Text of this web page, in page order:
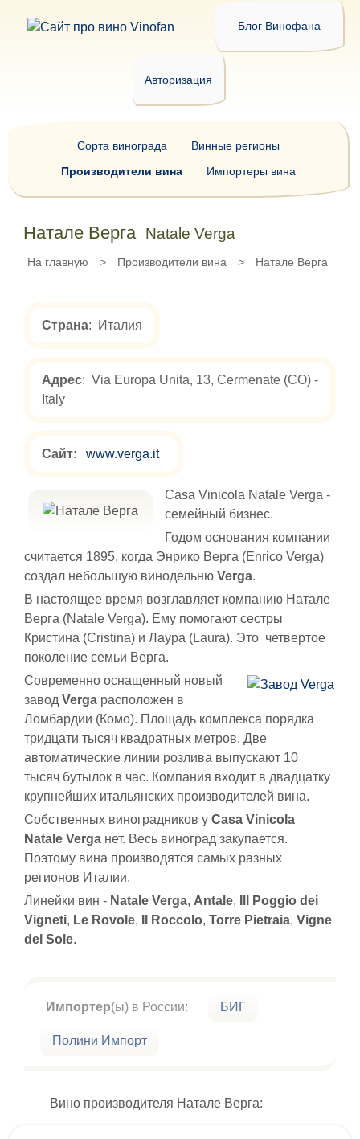
Блог Винофана
Авторизация
Натале Верга Natale Verga
На главную > Производители вина > Натале Верга
Страна: Италия
Адрес: Via Europa Unita, 13, Cermenate (CO) -
Italy
Сайт: www.verga.it
Casa Vinicola Natale Verga -
семейный бизнес.
Годом основания компании
считается 1895, когда Энрико Верга (Enrico Verga)
создал небольшую винодельню Verga.
В настоящее время возглавляет компанию Натале
Верга (Natale Verga). Ему помогают сестры
Кристина (Cristina) и Лаура (Laura). Это четвертое
поколение семьи Верга.
Современно оснащенный новый
завод Verga расположен в
Ломбардии (Комо). Площадь комплекса порядка
тридцати тысяч квадратных метров. Две
автоматические линии розлива выпускают 10
тысяч бутылок в час. Компания входит в двадцатку
крупнейших итальянских производителей вина.
Собственных виноградников у Casa Vinicola
Natale Verga нет. Весь виноград закупается.
Поэтому вина производятся самых разных
регионов Италии.
Линейки вин - Natale Verga, Antale,
Ill Poggio dei
Vigneti, Le Rovole, Il Roccolo, Torre Pietraia, Vigne
del Sole.
Импортер(ы) в России: БИГ
Полини Импорт
Вино производителя Натале Верга:
Сорта винограда
Винные регионы
Производители вина
Импортеры вина